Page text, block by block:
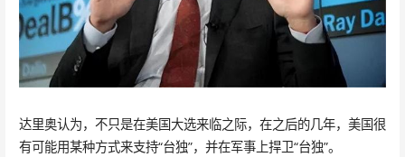
达里奥认为，不只是在美国大选来临之际，在之后的几年，美国很
有可能用某种方式来支持“台独”，并在军事上捍卫“台独”。